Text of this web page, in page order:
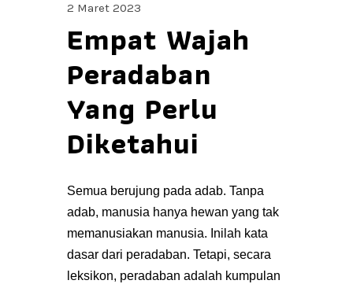
2 Maret 2023
Empat Wajah
Peradaban
Yang Perlu
Diketahui
Semua berujung pada adab. Tanpa
adab, manusia hanya hewan yang tak
memanusiakan manusia. Inilah kata
dasar dari peradaban. Tetapi, secara
leksikon, peradaban adalah kumpulan